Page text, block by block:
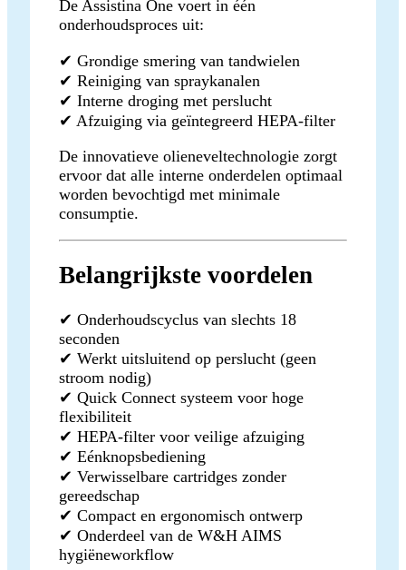
De Assistina One voert in één
onderhoudsproces uit:
✔ Grondige smering van tandwielen
✔ Reiniging van spraykanalen
✔ Interne droging met perslucht
✔ Afzuiging via geïntegreerd HEPA-filter
De innovatieve olieneveltechnologie zorgt
ervoor dat alle interne onderdelen optimaal
worden bevochtigd met minimale
consumptie.
Belangrijkste voordelen
✔ Onderhoudscyclus van slechts 18
seconden
✔ Werkt uitsluitend op perslucht (geen
stroom nodig)
✔ Quick Connect systeem voor hoge
flexibiliteit
✔ HEPA-filter voor veilige afzuiging
✔ Eénknopsbediening
✔ Verwisselbare cartridges zonder
gereedschap
✔ Compact en ergonomisch ontwerp
✔ Onderdeel van de W&H AIMS
hygiëneworkflow